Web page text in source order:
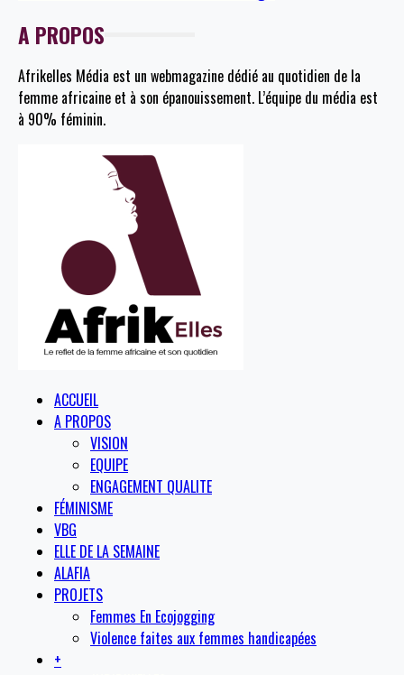
A PROPOS
Afrikelles Média est un webmagazine dédié au quotidien de la
femme africaine et à son épanouissement. L’équipe du média est
à 90% féminin.
ACCUEIL
A PROPOS
VISION
EQUIPE
ENGAGEMENT QUALITE
FÉMINISME
VBG
ELLE DE LA SEMAINE
ALAFIA
PROJETS
Femmes En Ecojogging
Violence faites aux femmes handicapées
+